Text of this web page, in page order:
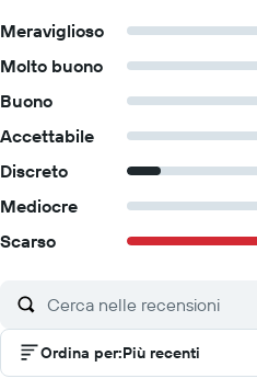
Meraviglioso
Molto buono
Buono
Accettabile
Discreto
Mediocre
Scarso
Ordina per:Più recenti